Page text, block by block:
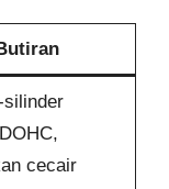
cecair